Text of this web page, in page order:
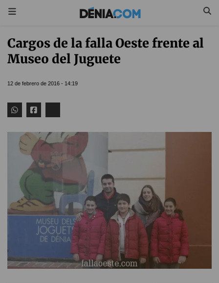
Cargos de la falla Oeste frente al
Museo del Juguete
12 de febrero de 2016 - 14:19